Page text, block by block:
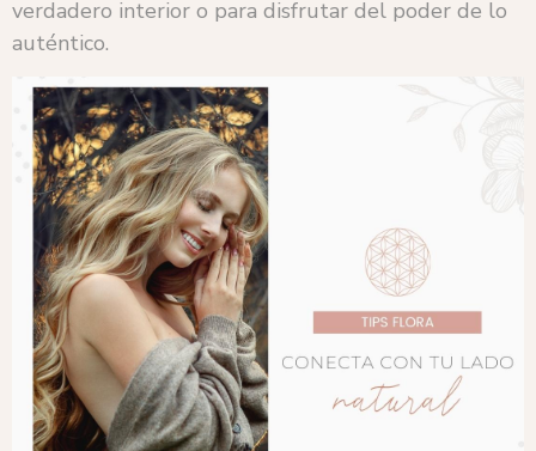
verdadero interior o para disfrutar del poder de lo
auténtico.